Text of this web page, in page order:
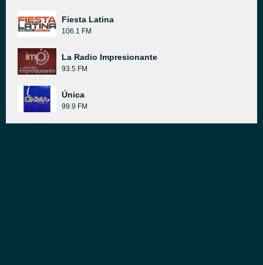
Fiesta Latina
106.1 FM
La Radio Impresionante
93.5 FM
Única
99.9 FM